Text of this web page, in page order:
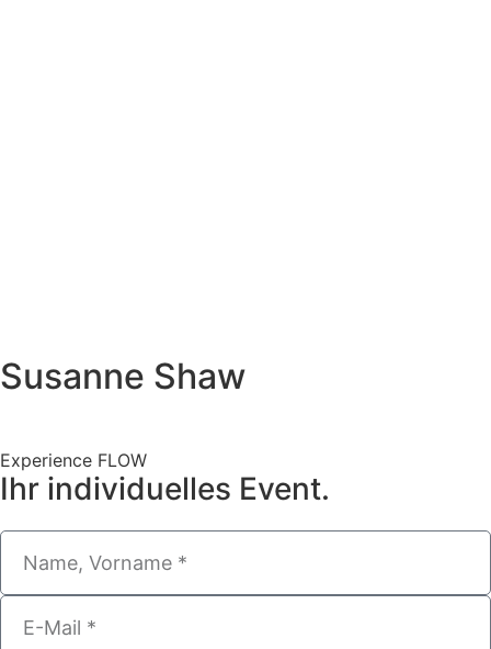
Susanne Shaw
Experience FLOW
Ihr individuelles Event.